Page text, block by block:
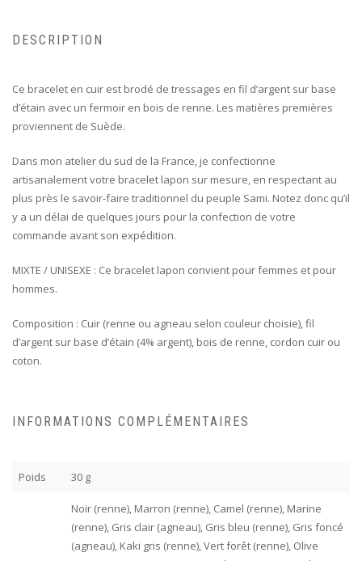
DESCRIPTION
Ce bracelet en cuir est brodé de tressages en fil d’argent sur base
d’étain avec un fermoir en bois de renne. Les matières premières
proviennent de Suède.
Dans mon atelier du sud de la France, je confectionne
artisanalement votre bracelet lapon sur mesure, en respectant au
plus près le savoir-faire traditionnel du peuple Sami. Notez donc qu’il
y a un délai de quelques jours pour la confection de votre
commande avant son expédition.
MIXTE / UNISEXE : Ce bracelet lapon convient pour femmes et pour
hommes.
Composition : Cuir (renne ou agneau selon couleur choisie), fil
d’argent sur base d’étain (4% argent), bois de renne, cordon cuir ou
coton.
INFORMATIONS COMPLÉMENTAIRES
Poids 30 g
Noir (renne), Marron (renne), Camel (renne), Marine
(renne), Gris clair (agneau), Gris bleu (renne), Gris foncé
(agneau), Kaki gris (renne), Vert forêt (renne), Olive